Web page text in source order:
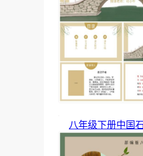
八年级下册中国